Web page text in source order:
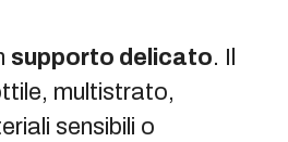
supporto delicato. Il
multistrato,
sensibili o